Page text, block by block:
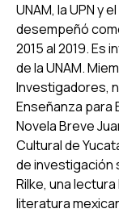
UNAM, la UPN y
desempeñó
2015 al 2019. Es
de la UNAM.
Investigadores,
Enseñanza para
Novela Breve
Cultural de
de investigación
Rilke, una
literatura